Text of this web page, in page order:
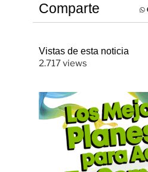
Comparte
Vistas de esta noticia
2.717 views